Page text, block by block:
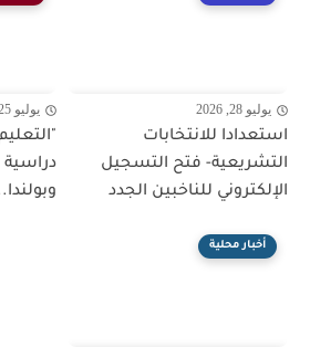
يوليو 28, 2026
استعدادا للانتخابات
التشريعية- فتح التسجيل
الإلكتروني للناخبين الجدد
يوليو 25, 2026
أخبار محلية